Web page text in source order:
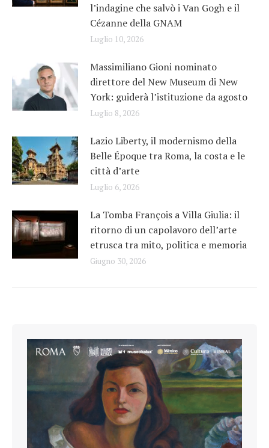
l’indagine che salvò i Van Gogh e il
Cézanne della GNAM
Luglio 10, 2026
Massimiliano Gioni nominato
direttore del New Museum di New
York: guiderà l’istituzione da agosto
Luglio 8, 2026
Lazio Liberty, il modernismo della
Belle Époque tra Roma, la costa e le
città d’arte
Luglio 6, 2026
La Tomba François a Villa Giulia: il
ritorno di un capolavoro dell’arte
etrusca tra mito, politica e memoria
Giugno 30, 2026